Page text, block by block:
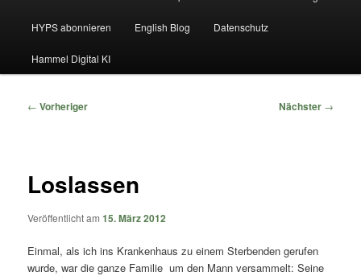
primären
Inhalt
springen
sekundären
Inhalt
springen
HYPS abonnieren English Blog Datenschutz
Hammel Digital KI
Beitragsnavigation
← Vorheriger Nächster →
Loslassen
Veröffentlicht am15. März 2012
Einmal, als ich ins Krankenhaus zu einem Sterbenden gerufen
wurde, war die ganze Familie um den Mann versammelt: Seine